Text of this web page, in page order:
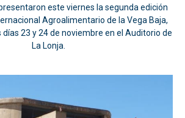
este viernes la segunda edición
Agroalimentario de la Vega Baja,
23 y 24 de noviembre en el Auditorio de
La Lonja.